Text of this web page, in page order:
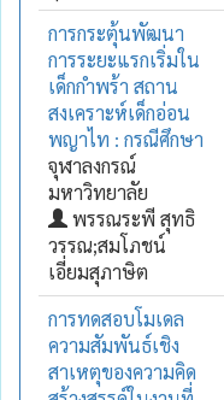
การกระตุ้นพัฒนา
การระยะแรกเริ่มใน
เด็กกำพร้า สถาน
สงเคราะห์เด็กอ่อน
พญาไท : กรณีศึกษา
จุฬาลงกรณ์
มหาวิทยาลัย
พรรณระพี สุทธิ
วรรณ;สมโภชน์
เอี่ยมสุภาษิต
การทดสอบโมเดล
ความสัมพันธ์เชิง
สาเหตุของความคิด